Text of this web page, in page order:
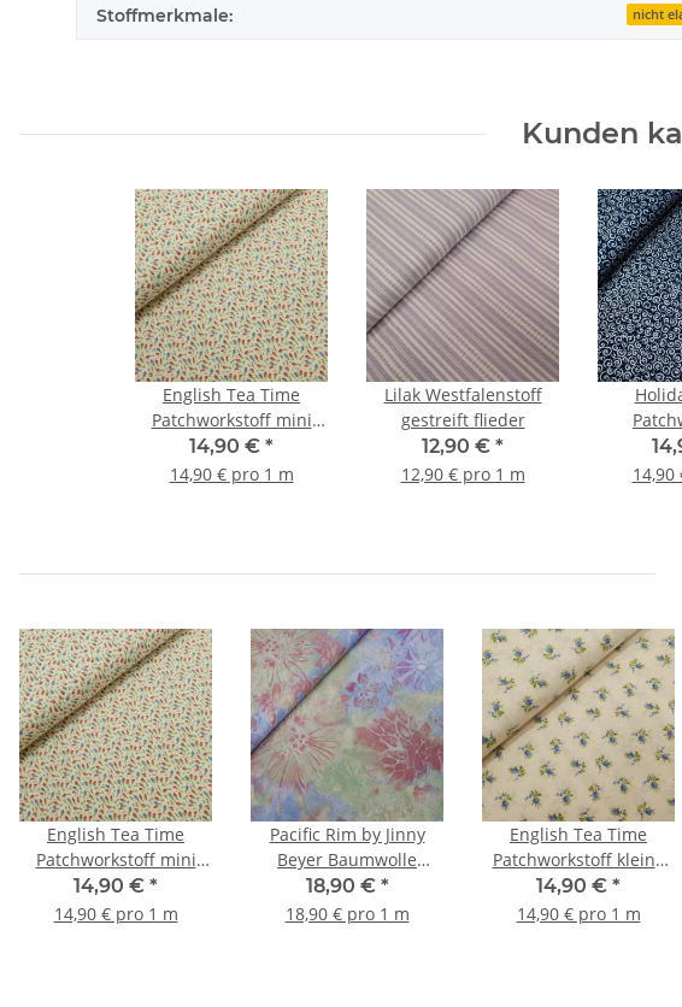
Stoffmerkmale: nicht
Kunden
English Tea Time
Patchworkstoff mini
Blumen natur, rot, blau,
grün
14,90 € *
14,90 € pro 1 m
Lilak Westfalenstoff
gestreift flieder
12,90 € *
12,90 € pro 1 m
14,90
English Tea Time
Patchworkstoff mini
Blumen natur, rot, blau,
grün
14,90 € *
14,90 € pro 1 m
Pacific Rim by Jinny
Beyer Baumwolle
Blumen blau, rot, grün
18,90 € *
18,90 € pro 1 m
English Tea Time
Patchworkstoff kleine
Blumen natur, blau,
grün
14,90 € *
14,90 € pro 1 m